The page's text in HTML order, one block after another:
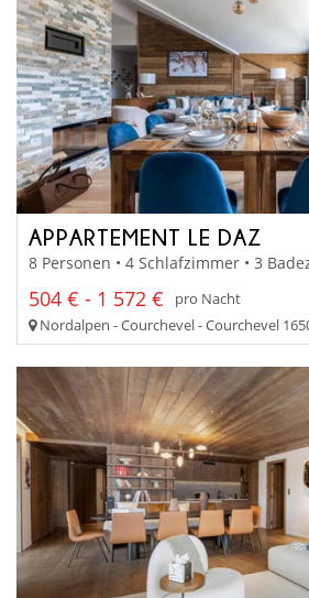
APPARTEMENT LE DAZ
8 Personen • 4 Schlafzimmer • 3
504 € - 1 572 €
pro Nacht
Nordalpen - Courchevel - Courchevel